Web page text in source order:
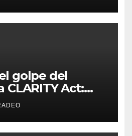
golpe del
CLARITY Act:
por